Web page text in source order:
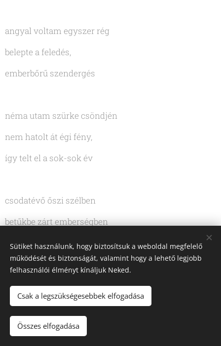
angyal voltam egyszer rég
belepte a feledés,
emberbőrű szendergés
néma utam szürke csöndjén
nem hatolt át égi fény,
így telt el a sok-sok év
csodatévő őszi szélben
betűkbe zárt emberségben
vártál rám az út mentén
arcod láttam messzeségben
ismertelek réges-régen
szárnyat, Tőled kaptam én
Sütiket használunk, hogy biztosítsuk a weboldal megfelelő
működését és biztonságát, valamint hogy a lehető legjobb
felhasználói élményt kínáljuk Neked.
Csak a legszükségesebbek elfogadása
Összes elfogadása